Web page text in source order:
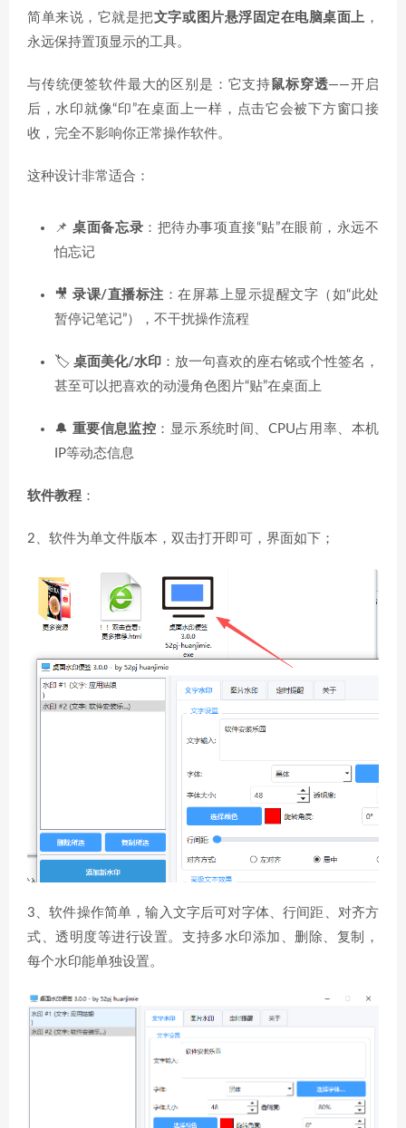
简单来说，它就是把文字或图片悬浮固定在电脑桌面上 ，
永远保持置顶显示的工具。
与传统便签软件最大的区别是：它支持 鼠标穿透——开启
后，水印就像“印”在桌面上一样，点击它会被下方窗口接
收，完全不影响你正常操作软件。
这种设计非常适合：
📌桌面备忘录 ：把待办事项直接“贴”在眼前，永远不
怕忘记
🎥 录课/直播标注 ：在屏幕上显示提醒文字（如“此处
暂停记笔记”），不干扰操作流程
🏷️ 桌面美化/水印 ：放一句喜欢的座右铭或个性签名，
甚至可以把喜欢的动漫角色图片“贴”在桌面上
🔔 重要信息监控 ：显示系统时间、CPU占用率、本机
IP等动态信息
软件教程 ：
2、软件为单文件版本，双击打开即可，界面如下；
3、软件操作简单，输入文字后可对字体、行间距、对齐方
式、透明度等进行设置。支持多水印添加、删除、复制，
每个水印能单独设置。